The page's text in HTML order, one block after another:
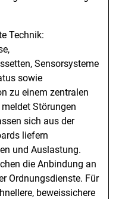
Technik:
Sensorsysteme
sowie
zu einem zentralen
Störungen
sich aus der
liefern
und Auslastung.
die Anbindung an
Ordnungsdienste. Für
beweissichere